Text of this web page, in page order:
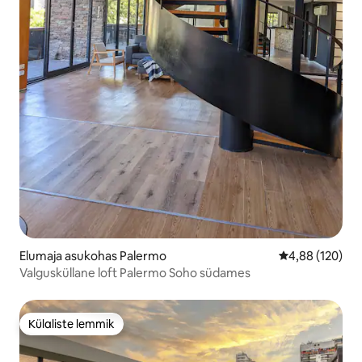
Elumaja asukohas Palermo Keskmine
4,88 (120)
Valgusküllane loft Palermo Soho südames
Külaliste lemmik
Külaliste lemmik